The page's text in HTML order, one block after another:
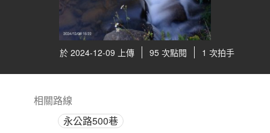
於 2024-12-09 上傳 95 次點閱 1 次拍手
相關路線
永公路500巷